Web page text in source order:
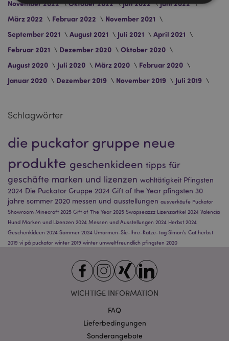
November 2022
Oktober 2022 Juli 2022
Juni 2022
März 2022
Februar 2022
November 2021
September 2021
August 2021 Juli 2021
April 2021
Februar 2021
Dezember 2020
Oktober 2020
August 2020
Juli 2020 März 2020
Februar 2020
Januar 2020
Dezember 2019 November 2019 Juli 2019
Schlagwörter
die puckator gruppe neue
produkte geschenkideen tipps für
geschäfte marken und lizenzen wohltätigkeit Pfingsten
2024 Die Puckator Gruppe 2024 Gift of the Year pfingsten 30
jahre sommer 2020 messen und ausstellungen ausverkäufe Puckator
Showroom Minecraft 2025 Gift of The Year 2025 Swapseazzz Lizenzartikel 2024 Valencia
Hund Marken und Lizenzen 2024 Messen und Ausstellungen 2024 Herbst 2024
Geschenkideen 2024 Sommer 2024 Umarmen-Sie-Ihre-Katze-Tag Simon's Cat herbst
2019 vi på puckator winter 2019 winter umweltfreundlich pfingsten 2020
WICHTIGE INFORMATION
FAQ
Lieferbedingungen
Sonderangebote
Ausrichten
Funktions
Kernfunktionen der Website wie die
Ohne unbedingt notwendige cookies kann die
mage-cache-storage-section-
invalidation
Adobe Inc.
www.puckator.de
PHPSESSID